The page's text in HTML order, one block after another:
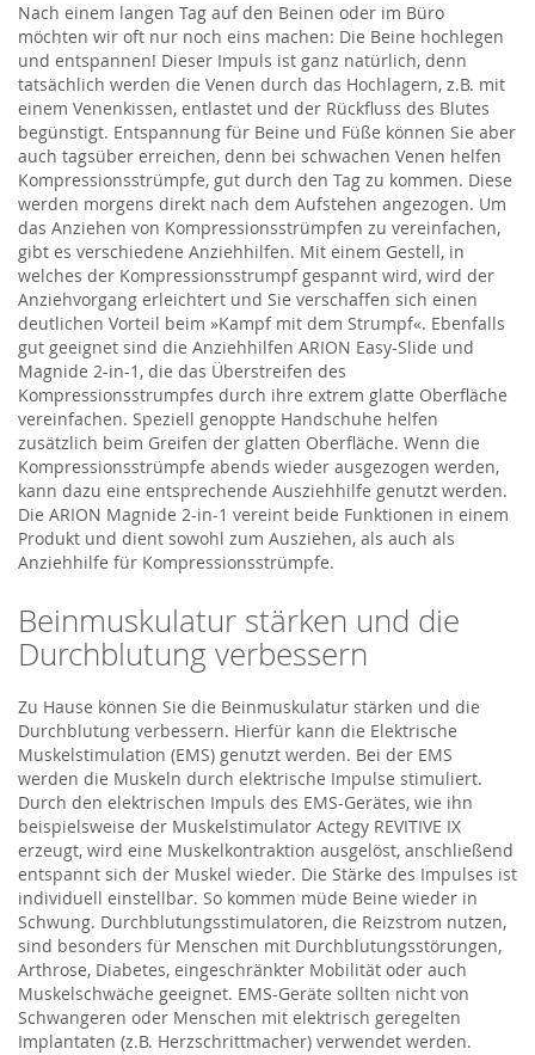
Nach einem langen Tag auf den Beinen oder im Büro
möchten wir oft nur noch eins machen: Die Beine hochlegen
und entspannen! Dieser Impuls ist ganz natürlich, denn
tatsächlich werden die Venen durch das Hochlagern, z.B. mit
einem Venenkissen, entlastet und der Rückfluss des Blutes
begünstigt. Entspannung für Beine und Füße können Sie aber
auch tagsüber erreichen, denn bei schwachen Venen helfen
Kompressionsstrümpfe, gut durch den Tag zu kommen. Diese
werden morgens direkt nach dem Aufstehen angezogen. Um
das Anziehen von Kompressionsstrümpfen zu vereinfachen,
gibt es verschiedene Anziehhilfen. Mit einem Gestell, in
welches der Kompressionsstrumpf gespannt wird, wird der
Anziehvorgang erleichtert und Sie verschaffen sich einen
deutlichen Vorteil beim »Kampf mit dem Strumpf«. Ebenfalls
gut geeignet sind die Anziehhilfen ARION Easy-Slide und
Magnide 2-in-1, die das Überstreifen des
Kompressionsstrumpfes durch ihre extrem glatte Oberfläche
vereinfachen. Speziell genoppte Handschuhe helfen
zusätzlich beim Greifen der glatten Oberfläche. Wenn die
Kompressionsstrümpfe abends wieder ausgezogen werden,
kann dazu eine entsprechende Ausziehhilfe genutzt werden.
Die ARION Magnide 2-in-1 vereint beide Funktionen in einem
Produkt und dient sowohl zum Ausziehen, als auch als
Anziehhilfe für Kompressionsstrümpfe.
Beinmuskulatur stärken und die
Durchblutung verbessern
Zu Hause können Sie die Beinmuskulatur stärken und die
Durchblutung verbessern. Hierfür kann die Elektrische
Muskelstimulation (EMS) genutzt werden. Bei der EMS
werden die Muskeln durch elektrische Impulse stimuliert.
Durch den elektrischen Impuls des EMS-Gerätes, wie ihn
beispielsweise der Muskelstimulator Actegy REVITIVE IX
erzeugt, wird eine Muskelkontraktion ausgelöst, anschließend
entspannt sich der Muskel wieder. Die Stärke des Impulses ist
individuell einstellbar. So kommen müde Beine wieder in
Schwung. Durchblutungsstimulatoren, die Reizstrom nutzen,
sind besonders für Menschen mit Durchblutungsstörungen,
Arthrose, Diabetes, eingeschränkter Mobilität oder auch
Muskelschwäche geeignet. EMS-Geräte sollten nicht von
Schwangeren oder Menschen mit elektrisch geregelten
Implantaten (z.B. Herzschrittmacher) verwendet werden.